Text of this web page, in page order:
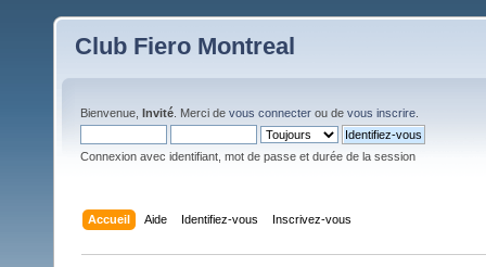
Club Fiero Montreal
Bienvenue, Invité . Merci de vous connecter ou de vous inscrire
Connexion avec identifiant, mot de passe et durée de la session
Accueil Aide Identifiez-vous Inscrivez-vous